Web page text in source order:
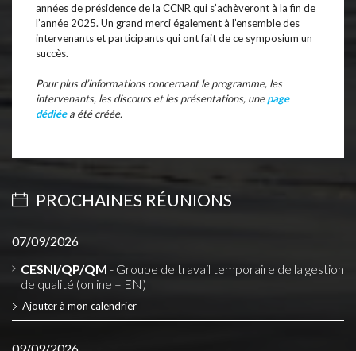
années de présidence de la CCNR qui s’achèveront à la fin de
l’année 2025. Un grand merci également à l’ensemble des
intervenants et participants qui ont fait de ce symposium un
succès.
Pour plus d’informations concernant le programme, les
intervenants, les discours et les présentations, unepage
dédiéea été créée.
PROCHAINES RÉUNIONS
07/09/2026
CESNI/QP/QM - Groupe de travail temporaire de la gestion
de qualité (online – EN)
Ajouter à mon calendrier